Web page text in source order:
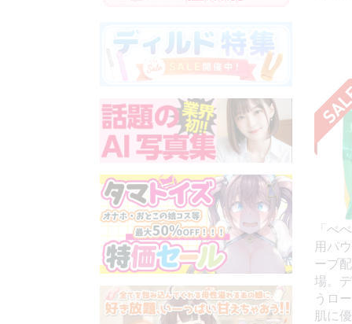
「ぺ
用パ
ーブ
場。
うロ
肌に